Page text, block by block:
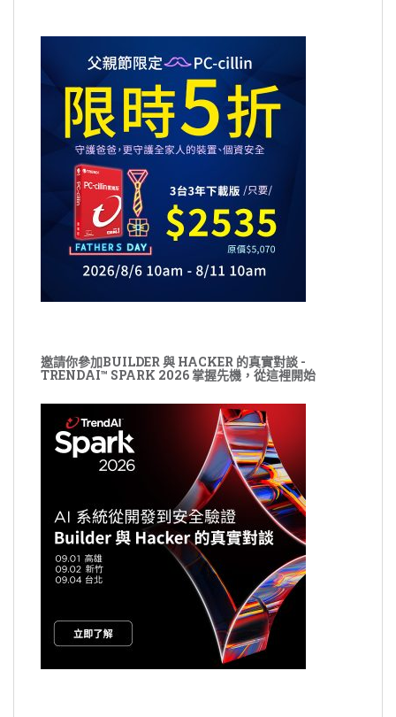
邀請你參加BUILDER 與 HACKER 的真實對談 -
TRENDAI™ SPARK 2026 掌握先機，從這裡開始